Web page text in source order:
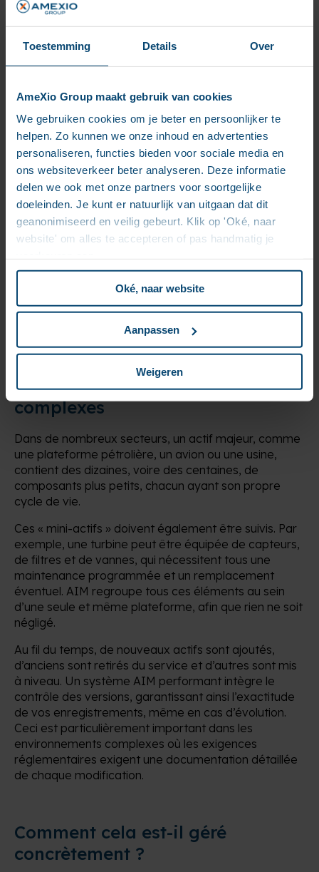
Toestemming Details Over
AmeXio Group maakt gebruik van cookies
We gebruiken cookies om je beter en persoonlijker te
helpen. Zo kunnen we onze inhoud en advertenties
personaliseren, functies bieden voor sociale media en
ons websiteverkeer beter analyseren. Deze informatie
delen we ook met onze partners voor soortgelijke
doeleinden. Je kunt er natuurlijk van uitgaan dat dit
geanonimiseerd en veilig gebeurt. Klik op 'Oké, naar
website' om alles te accepteren of pas handmatig je
Oké, naar website
Aanpassen
Weigeren
dépensé et où il est gaspillé.
Augmentation de la durée de vie des actifs:
Grâce à une maintenance adéquate, vous
besoins futurs en réparations, remplacements
Amélioration de l’efficacité opérationnelle
Moins de temps d’arrêt, prise de décision plus
rapide et meilleure utilisation des ressources.
Contrôle des versions
: Suivez les modifications
apportées aux actifs au fil du temps, ce qui est
particulièrement important pour les systèmes
complexes composés de petites pièces.
actif principal ») peut contenir des centaines de
machines et de composants plus petits (des « mini-
actifs »), chacun ayant ses propres besoins de
maintenance. AIM veille à ce qu’aucun d’entre eux ne
passe entre les mailles du filet.
Gestion des systèmes d’actifs
complexes
Dans de nombreux secteurs, un actif majeur, comme
une plateforme pétrolière, un avion ou une usine,
contient des dizaines, voire des centaines, de
composants plus petits, chacun ayant son propre
cycle de vie.
Ces « mini-actifs » doivent également être suivis. Par
exemple, une turbine peut être équipée de capteurs,
de filtres et de vannes, qui nécessitent tous une
maintenance programmée et un remplacement
éventuel. AIM regroupe tous ces éléments au sein
d’une seule et même plateforme, afin que rien ne soit
négligé.
Au fil du temps, de nouveaux actifs sont ajoutés,
d’anciens sont retirés du service et d’autres sont mis
à niveau. Un système AIM performant intègre le
contrôle des versions, garantissant ainsi l’exactitude
de vos enregistrements, même en cas d’évolution.
Ceci est particulièrement important dans les
environnements complexes où les exigences
réglementaires exigent une documentation détaillée
de chaque modification.
Comment cela est-il géré
concrètement ?